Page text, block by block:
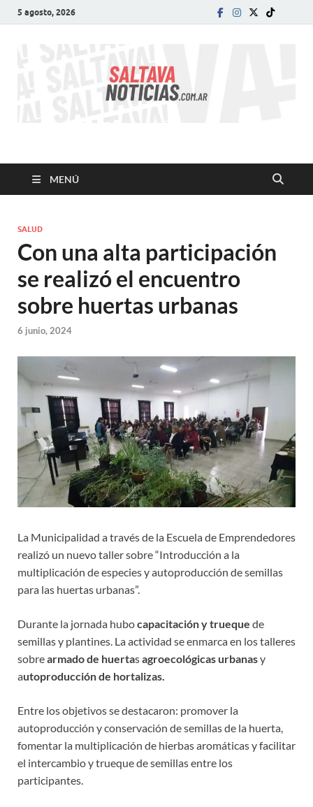
5 agosto, 2026
SALTA VA!
MENÚ
SALUD
Con una alta participación
se realizó el encuentro
sobre huertas urbanas
6 junio, 2024
La Municipalidad a través de la Escuela de Emprendedores
realizó un nuevo taller sobre “Introducción a la
multiplicación de especies y autoproducción de semillas
para las huertas urbanas”.
Durante la jornada hubocapacitacióny trueque de
semillas y plantines. La actividad se enmarca en los talleres
sobrearmado de huertasagroecológicas urbanasy
autoproducción de hortalizas.
Entre los objetivos se destacaron: promover la
autoproducción y conservación de semillas de la huerta,
fomentar la multiplicación de hierbas aromáticas y facilitar
el intercambio y trueque de semillas entre los
participantes.